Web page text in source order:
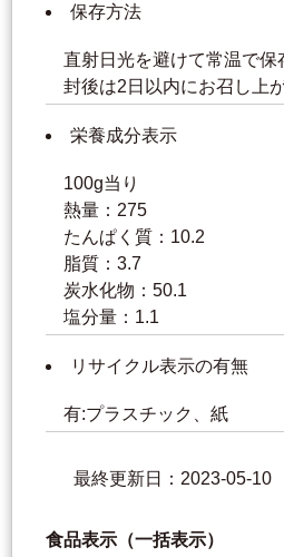
保存方法
直射日光を避けて常温で保
封後は2日以内にお召し上
栄養成分表示
100g当り
熱量：275
たんぱく質：10.2
脂質：3.7
炭水化物：50.1
塩分量：1.1
リサイクル表示の有無
有:プラスチック、紙
最終更新日：2023-05-10
食品表示（一括表示）